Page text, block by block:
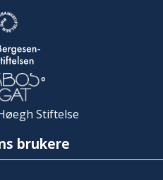
Stiftelse
brukere